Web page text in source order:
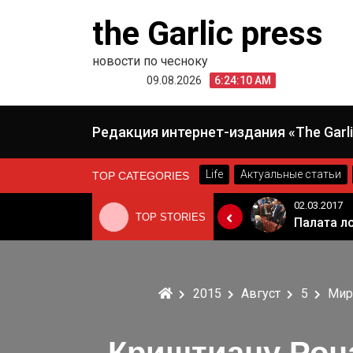
the Garlic press
новости по чесноку
09.08.2026 6:24:11 AM
Редакция интернет-издания «The
TOP CATEGORIES Life Актуальные статьи
TOP STORIES
24.06.2019
Когда Россия разрешит полеты в Грузию. Позиция Кремля
02.03.2017
2015 Август 5 Мир